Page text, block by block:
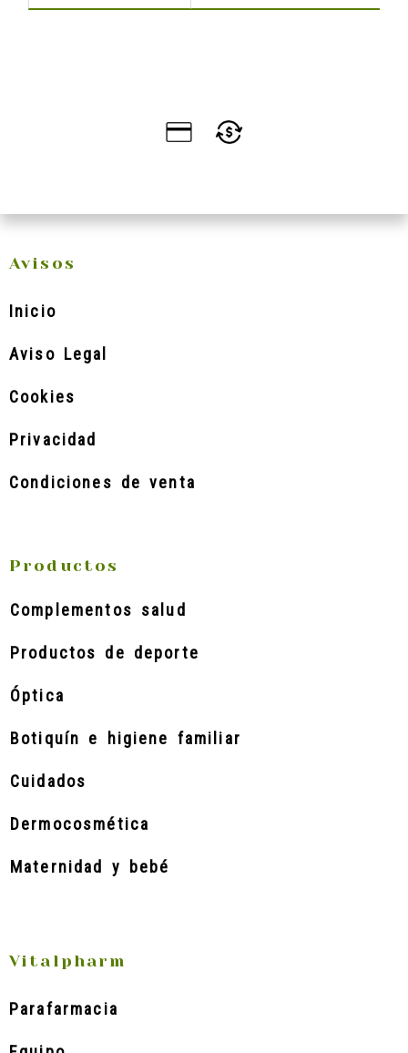
Avisos
Inicio
Aviso Legal
Cookies
Privacidad
Condiciones de venta
Productos
Complementos salud
Productos de deporte
Óptica
Botiquín e higiene familiar
Cuidados
Dermocosmética
Maternidad y bebé
Vitalpharm
Parafarmacia